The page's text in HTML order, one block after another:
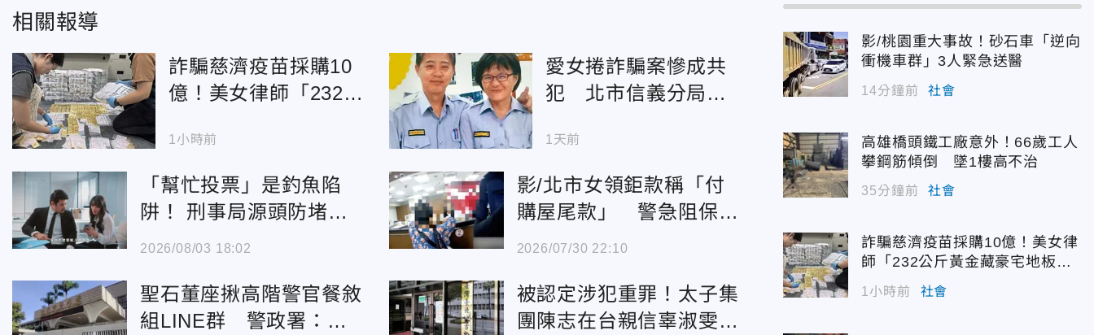
相關報導
詐騙慈濟疫苗採購10
億！美女律師「232公
下」
1小時前
愛女捲詐騙案慘成共
犯 北市信義分局長
教訓
1天前
「幫忙投票」是釣魚陷
阱！ 刑事局源頭防堵 LI
NE盜用月均降逾9成
2026/08/03 18:02
影/北市女領鉅款稱「付
購屋尾款」 警急阻保住
380萬
2026/07/30 22:10
聖石董座揪高階警官餐敘
組LINE群 警政署：督
被認定涉犯重罪！太子集
團陳志在台親信辜淑雯遭
影/桃園重大事故！砂石車「逆向
衝機車群」3人緊急送醫
14分鐘前 社會
高雄橋頭鐵工廠意外！66歲工人
攀鋼筋傾倒 墜1樓高不治
35分鐘前 社會
詐騙慈濟疫苗採購10億！美女律
師「232公斤黃金藏豪宅地板
下」
1小時前 社會